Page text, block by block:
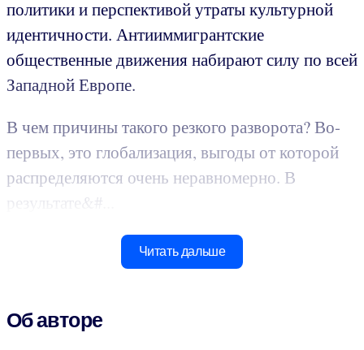
политики и перспективой утраты культурной
идентичности. Антииммигрантские
общественные движения набирают силу по всей
Западной Европе.
В чем причины такого резкого разворота? Во-
первых, это глобализация, выгоды от которой
распределяются очень неравномерно. В
результате&#...
Читать дальше
Об авторе